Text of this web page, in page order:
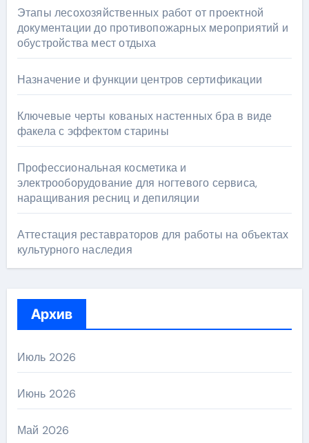
Этапы лесохозяйственных работ от проектной
документации до противопожарных мероприятий и
обустройства мест отдыха
Назначение и функции центров сертификации
Ключевые черты кованых настенных бра в виде
факела с эффектом старины
Профессиональная косметика и
электрооборудование для ногтевого сервиса,
наращивания ресниц и депиляции
Аттестация реставраторов для работы на объектах
культурного наследия
Архив
Июль 2026
Июнь 2026
Май 2026